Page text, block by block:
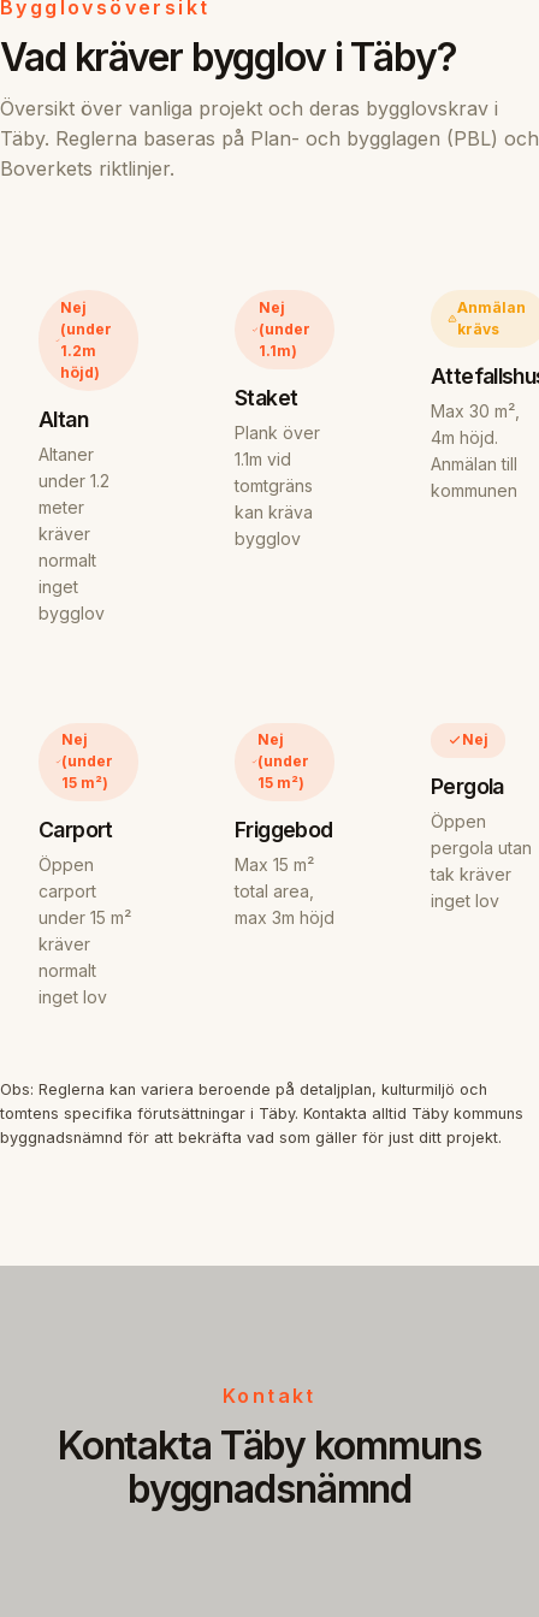
Bygglovsöversikt
Vad kräver bygglov i Täby?
Översikt över vanliga projekt och deras bygglovskrav i
Täby. Reglerna baseras på Plan- och bygglagen (PBL) och
Boverkets riktlinjer.
Nej
(under
1.2m
höjd)
Altan
Altaner
under 1.2
meter
kräver
normalt
inget
bygglov
Nej
(under
1.1m)
Staket
Plank över
1.1m vid
tomtgräns
kan kräva
bygglov
Anmälan
krävs
Max 30 m²,
4m höjd.
Anmälan till
kommunen
Nej
(under
15 m²)
Carport
Öppen
carport
under 15 m²
kräver
normalt
inget lov
Nej
(under
15 m²)
Friggebod
Max 15 m²
total area,
max 3m höjd
Nej
Pergola
Öppen
pergola utan
tak kräver
inget lov
Obs: Reglerna kan variera beroende på detaljplan, kulturmiljö och
tomtens specifika förutsättningar i Täby. Kontakta alltid Täby kommuns
byggnadsnämnd för att bekräfta vad som gäller för just ditt projekt.
Kontakt
Kontakta Täby kommuns
byggnadsnämnd